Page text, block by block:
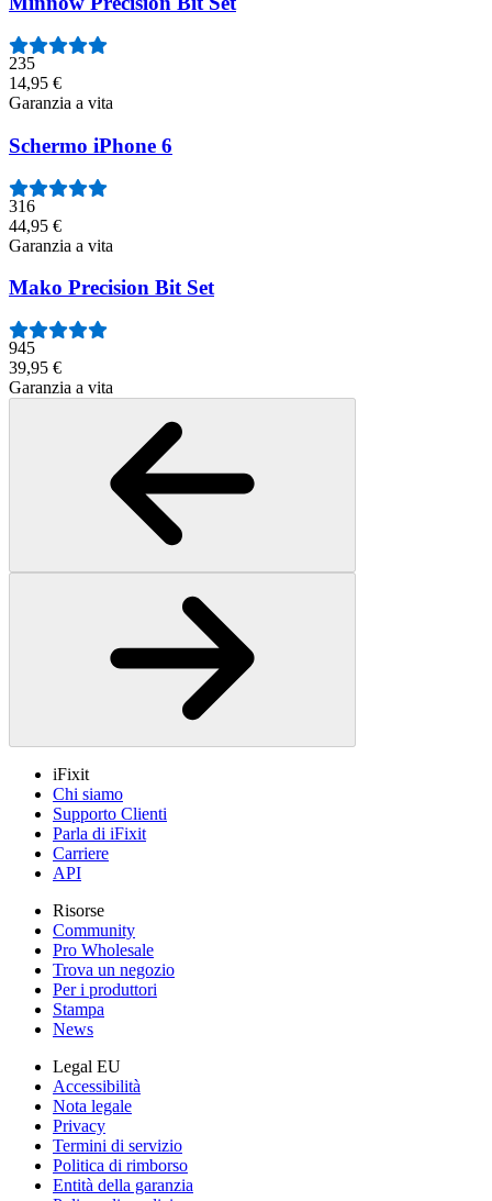
235
14,95 €
Garanzia a vita
Schermo iPhone 6
316
44,95 €
Garanzia a vita
Mako Precision Bit Set
945
39,95 €
Garanzia a vita
iFixit
Chi siamo
Supporto Clienti
Parla di iFixit
Carriere
API
Risorse
Community
Pro Wholesale
Trova un negozio
Per i produttori
Stampa
News
Legal EU
Accessibilità
Nota legale
Privacy
Termini di servizio
Politica di rimborso
Entità della garanzia